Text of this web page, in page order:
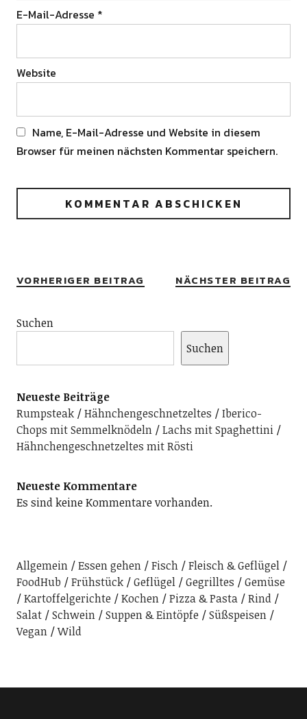
E-Mail-Adresse *
Website
Name, E-Mail-Adresse und Website in diesem
Browser für meinen nächsten Kommentar speichern.
VORHERIGER BEITRAG NÄCHSTER BEITRAG
Suchen
Suchen
Neueste Beiträge
Rumpsteak
Hähnchengeschnetzeltes
Iberico-
Chops mit Semmelknödeln
Lachs mit Spaghettini
Hähnchengeschnetzeltes mit Rösti
Neueste Kommentare
Es sind keine Kommentare vorhanden.
Allgemein Essen gehen Fisch
Fleisch & Geflügel
FoodHub
Frühstück Geflügel Gegrilltes
Gemüse
Kartoffelgerichte
Kochen Pizza & Pasta
Rind
Salat
Schwein Suppen & Eintöpfe
Süßspeisen
Vegan
Wild